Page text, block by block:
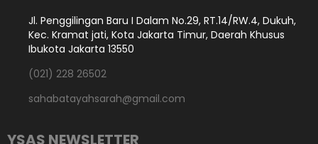
Jl. Penggilingan Baru I Dalam No.29, RT.14/RW.4, Dukuh,
Kec. Kramat jati, Kota Jakarta Timur, Daerah Khusus
Ibukota Jakarta 13550
(021) 228 26502
sahabatayahsarah@gmail.com
YSAS NEWSLETTER